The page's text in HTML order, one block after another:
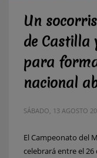
Un
de Castilla
para
nacional
SÁBADO, 13 AGOSTO
El Campeonato del
celebrará entre el